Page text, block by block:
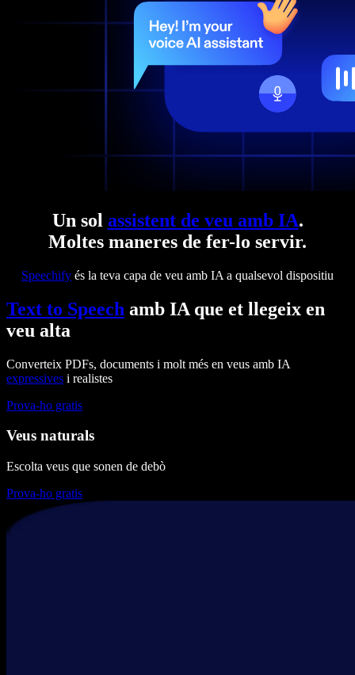
Un sol assistent de veu amb IA.
Moltes maneres de fer-lo servir.
Speechify és la teva capa de veu amb IA a qualsevol dispositiu
Text to Speech amb IA que et llegeix en
veu alta
Converteix PDFs, documents i molt més en veus amb IA
expressives i realistes
Prova-ho gratis
Veus naturals
Escolta veus que sonen de debò
Prova-ho gratis